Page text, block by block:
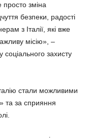
просто зміна
безпеки, радості
з Італії, які вже
місію», –
захисту
стали можливими
та за сприяння